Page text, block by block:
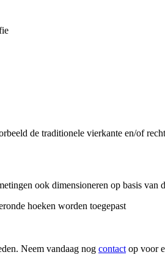
de traditionele vierkante en/of
ook dimensioneren op basis van
hoeken worden toegepast
Neem vandaag nog contact op voor